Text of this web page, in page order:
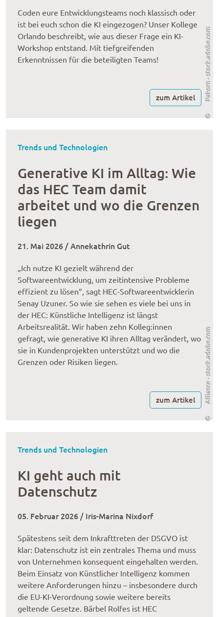
Coden eure Entwicklungsteams noch klassisch oder
ist bei euch schon die KI eingezogen? Unser Kollege
Orlando beschreibt, wie aus dieser Frage ein KI-
Workshop entstand. Mit tiefgreifenden
Erkenntnissen für die beteiligten Teams!
zum Artikel
©
Pakorn - stock.adobe.com
Trends und Technologien
Generative KI im Alltag: Wie
das HEC Team damit
arbeitet und wo die Grenzen
liegen
21. Mai 2026 / Annekathrin Gut
„Ich nutze KI gezielt während der
Softwareentwicklung, um zeitintensive Probleme
effizient zu lösen“, sagt HEC-Softwareentwicklerin
Senay Uzuner. So wie sie sehen es viele bei uns in
der HEC: Künstliche Intelligenz ist längst
Arbeitsrealität. Wir haben zehn Kolleg:innen
gefragt, wie generative KI ihren Alltag verändert, wo
sie in Kundenprojekten unterstützt und wo die
Grenzen oder Risiken liegen.
zum Artikel
©
Alliance - stock.adobe.com
Trends und Technologien
KI geht auch mit
Datenschutz
05. Februar 2026 / Iris-Marina Nixdorf
Spätestens seit dem Inkrafttreten der DSGVO ist
klar: Datenschutz ist ein zentrales Thema und muss
von Unternehmen konsequent eingehalten werden.
Beim Einsatz von Künstlicher Intelligenz kommen
weitere Anforderungen hinzu – insbesondere durch
die EU-KI-Verordnung sowie weitere bereits
geltende Gesetze. Bärbel Rolfes ist HEC